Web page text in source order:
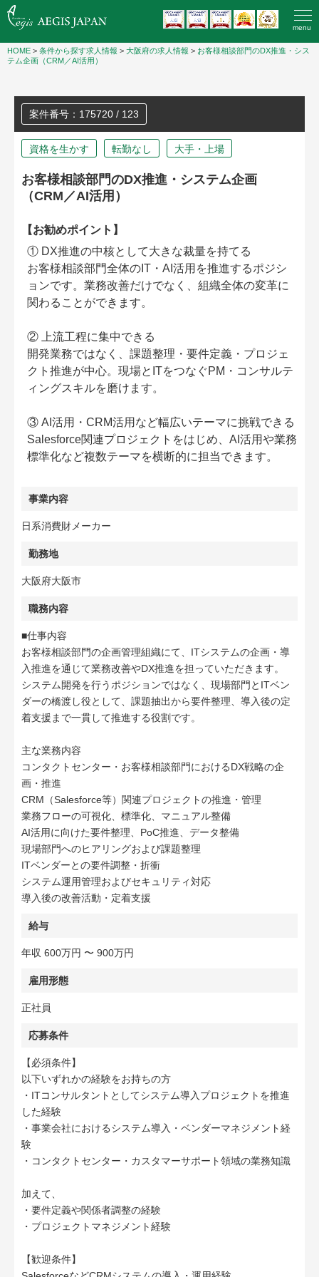
menu
HOME > 条件から探す求人情報 > 大阪府の求人情報 > お客様相談部門のDX推進・シス
テム企画（CRM／AI活用）
案件番号：175720 / 123
資格を生かす 転勤なし 大手・上場
お客様相談部門のDX推進・システム企画
（CRM／AI活用）
【お勧めポイント】
① DX推進の中核として大きな裁量を持てる
お客様相談部門全体のIT・AI活用を推進するポジシ
ョンです。業務改善だけでなく、組織全体の変革に
関わることができます。
② 上流工程に集中できる
開発業務ではなく、課題整理・要件定義・プロジェ
クト推進が中心。現場とITをつなぐPM・コンサルテ
ィングスキルを磨けます。
③ AI活用・CRM活用など幅広いテーマに挑戦できる
Salesforce関連プロジェクトをはじめ、AI活用や業務
標準化など複数テーマを横断的に担当できます。
事業内容
日系消費財メーカー
勤務地
大阪府大阪市
職務内容
■仕事内容
お客様相談部門の企画管理組織にて、ITシステムの企画・導
入推進を通じて業務改善やDX推進を担っていただきます。
システム開発を行うポジションではなく、現場部門とITベン
ダーの橋渡し役として、課題抽出から要件整理、導入後の定
着支援まで一貫して推進する役割です。
主な業務内容
コンタクトセンター・お客様相談部門におけるDX戦略の企
画・推進
CRM（Salesforce等）関連プロジェクトの推進・管理
業務フローの可視化、標準化、マニュアル整備
AI活用に向けた要件整理、PoC推進、データ整備
現場部門へのヒアリングおよび課題整理
ITベンダーとの要件調整・折衝
システム運用管理およびセキュリティ対応
導入後の改善活動・定着支援
給与
年収 600万円 〜 900万円
雇用形態
正社員
応募条件
【必須条件】
以下いずれかの経験をお持ちの方
・ITコンサルタントとしてシステム導入プロジェクトを推進
した経験
・事業会社におけるシステム導入・ベンダーマネジメント経
験
・コンタクトセンター・カスタマーサポート領域の業務知識
加えて、
・要件定義や関係者調整の経験
・プロジェクトマネジメント経験
【歓迎条件】